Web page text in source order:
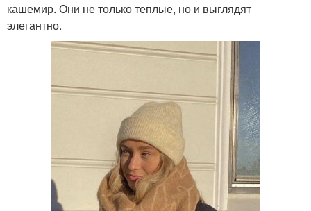
кашемир. Они не только теплые, но и выглядят
элегантно.